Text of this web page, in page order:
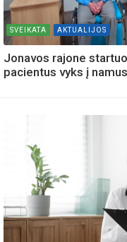
SVEIKATA AKTUALIJOS
Jonavos rajone
pacientus vyks į namus